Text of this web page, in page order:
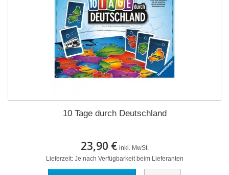
10 Tage durch Deutschland
23,90 € inkl. MwSt.
Lieferzeit: Je nach Verfügbarkeit beim Lieferanten